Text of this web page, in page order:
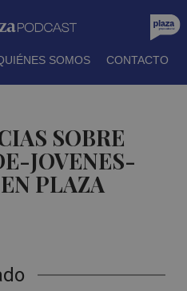
SOMOS CONTACTO
SOBRE
JOVENES-
PLAZA